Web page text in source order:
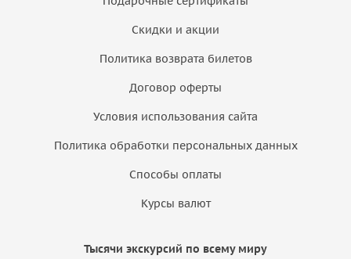
Скидки и акции
Политика возврата билетов
Договор оферты
Условия использования сайта
Политика обработки персональных данных
Способы оплаты
Курсы валют
Тысячи экскурсий по всему миру